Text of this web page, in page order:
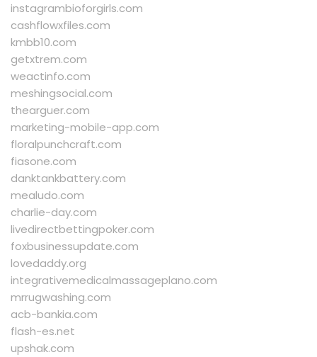
instagrambioforgirls.com
cashflowxfiles.com
kmbb10.com
getxtrem.com
weactinfo.com
meshingsocial.com
thearguer.com
marketing-mobile-app.com
floralpunchcraft.com
fiasone.com
danktankbattery.com
mealudo.com
charlie-day.com
livedirectbettingpoker.com
foxbusinessupdate.com
lovedaddy.org
integrativemedicalmassageplano.com
mrrugwashing.com
acb-bankia.com
flash-es.net
upshak.com